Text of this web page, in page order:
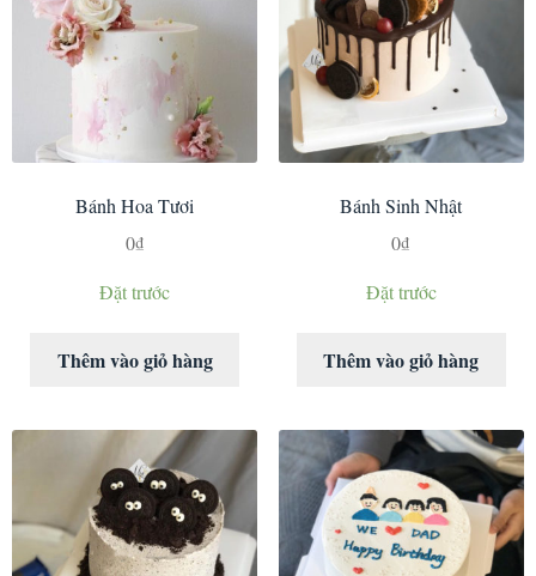
Bánh Hoa Tươi
0₫
Đặt trước
Thêm vào giỏ hàng
Bánh Sinh Nhật
0₫
Đặt trước
Thêm vào giỏ hàng